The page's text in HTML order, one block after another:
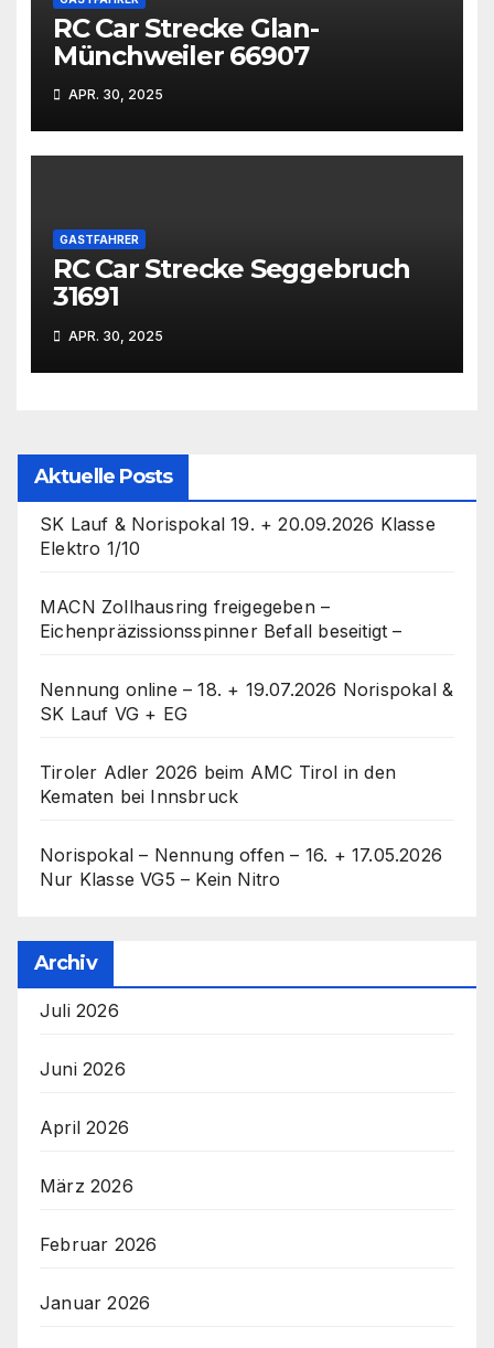
RC Car Strecke Glan-
Münchweiler 66907
APR. 30, 2025
GASTFAHRER
RC Car Strecke Seggebruch
31691
APR. 30, 2025
Aktuelle Posts
SK Lauf & Norispokal 19. + 20.09.2026 Klasse
Elektro 1/10
MACN Zollhausring freigegeben –
Eichenpräzissionsspinner Befall beseitigt –
Nennung online – 18. + 19.07.2026 Norispokal &
SK Lauf VG + EG
Tiroler Adler 2026 beim AMC Tirol in den
Kematen bei Innsbruck
Norispokal – Nennung offen – 16. + 17.05.2026
Nur Klasse VG5 – Kein Nitro
Archiv
Juli 2026
Juni 2026
April 2026
März 2026
Februar 2026
Januar 2026